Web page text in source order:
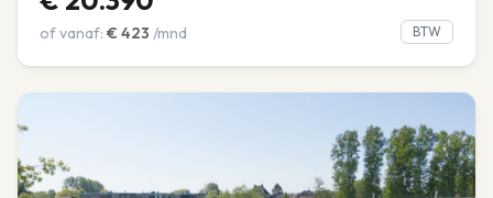
of vanaf: € 423 /mnd BTW